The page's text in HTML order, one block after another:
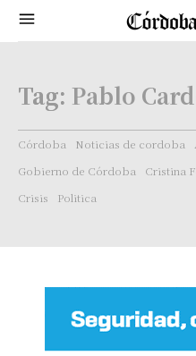
Tag: Pablo
Córdoba Noticias de cordoba
Gobierno de Córdoba
Cristina
Crisis
Politica